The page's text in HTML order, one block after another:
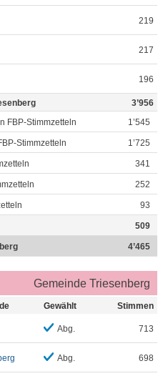
219
217
196
3’956
FBP-Stimmzetteln
1’545
Stimmzetteln 1’725
341
252
93
509
4’465
Gemeinde Triesenberg
Gewählt Stimmen
Abg. 713
Abg. 698